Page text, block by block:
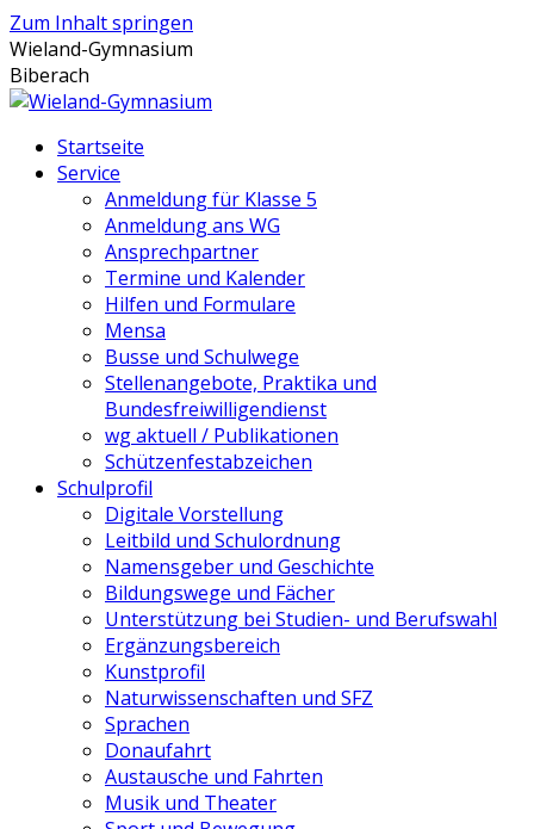
Zum Inhalt springen
Wieland-Gymnasium
Biberach
Startseite
Service
Anmeldung für Klasse 5
Anmeldung ans WG
Ansprechpartner
Termine und Kalender
Hilfen und Formulare
Mensa
Busse und Schulwege
Stellenangebote, Praktika und
Bundesfreiwilligendienst
wg aktuell / Publikationen
Schützenfestabzeichen
Schulprofil
Digitale Vorstellung
Leitbild und Schulordnung
Namensgeber und Geschichte
Bildungswege und Fächer
Unterstützung bei Studien- und Berufswahl
Ergänzungsbereich
Kunstprofil
Naturwissenschaften und SFZ
Sprachen
Donaufahrt
Austausche und Fahrten
Musik und Theater